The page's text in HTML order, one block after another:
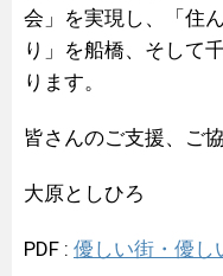
会」を実現し、「住
り」を船橋、そして
ります。
皆さんのご支援、ご
大原としひろ
PDF : 優しい街・優し